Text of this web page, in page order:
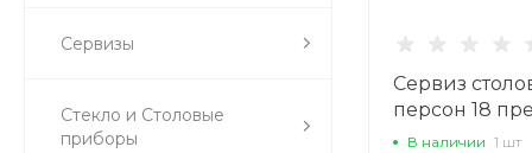
Сервизы
Стекло и Столовые
приборы
Сервиз
персон 18
форма
В наличии 1 шт